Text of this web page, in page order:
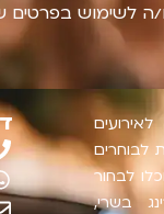
לשימוש בפרטים
לאירועים
לבוחרים
לבחור
בשרי,